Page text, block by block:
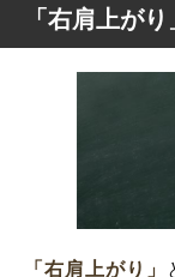
「右肩上が
「右肩上がり」